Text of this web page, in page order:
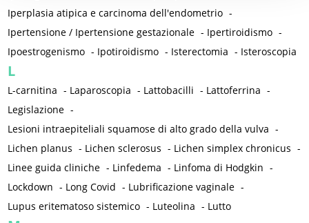
Iperplasia atipica e carcinoma dell'endometrio -
Ipertensione / Ipertensione gestazionale - Ipertiroidismo -
Ipoestrogenismo - Ipotiroidismo - Isterectomia - Isteroscopia
L
L-carnitina - Laparoscopia - Lattobacilli - Lattoferrina -
Legislazione -
Lesioni intraepiteliali squamose di alto grado della vulva -
Lichen planus - Lichen sclerosus - Lichen simplex chronicus -
Linee guida cliniche - Linfedema - Linfoma di Hodgkin -
Lockdown - Long Covid - Lubrificazione vaginale -
Lupus eritematoso sistemico - Luteolina - Lutto